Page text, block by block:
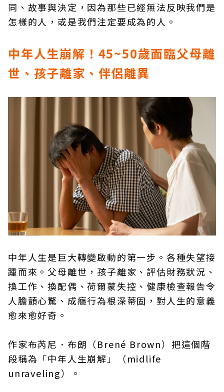
同、故事與決定，因為那些已經無法反映我們是
怎樣的人，或是我們注定要成為的人。
中年人生崩解！45~50歲面臨父母離
世、孩子離家、伴侶離異
中年人生是巨大轉變啟動的第一步。各種失望接
踵而來。父母離世，孩子離家、評估財務狀況、
換工作、換配偶、荷爾蒙失控、健康檢查報告令
人膽顫心驚、成癮行為根深蒂固，對人生的意義
愈來愈好奇。
作家布芮尼．布朗（Brené Brown）把這個階
段稱為「中年人生崩解」（midlife
unraveling）。